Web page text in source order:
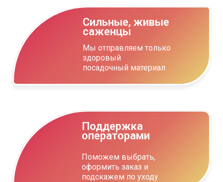
Мы отправляем только
здоровый
посадочный материал
Сильные, живые
саженцы
Поможем выбрать,
оформить заказ и
подскажем по уходу
Поддержка
операторами